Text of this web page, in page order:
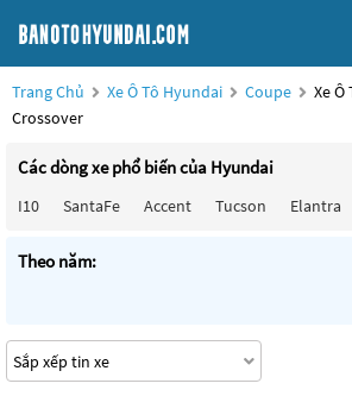
Trang Chủ Xe Ô Tô Hyundai Coupe
Xe
Crossover
Các dòng xe phổ biến của Hyundai
I10 SantaFe Accent Tucson Elantra
Theo năm: